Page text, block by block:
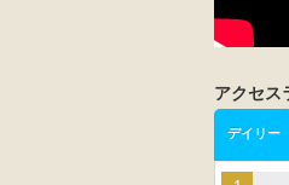
アクセス
デイリー